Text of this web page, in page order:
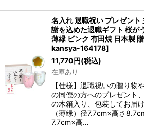
名入れ 退職祝い プレゼント
謝を込めた退職ギフト 桜が
薄緑 ピンク 有田焼 日本製
kansya-164178]
11,770円(税込)
在庫あり
【仕様】退職祝いの贈り物
の同僚の方へのプレゼント
の木箱入り、包装してお届
（薄緑）径7.7cm×高さ
7.7cm×高…